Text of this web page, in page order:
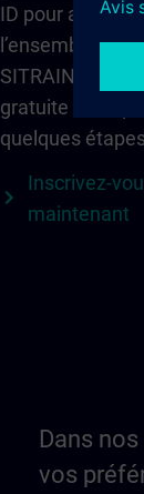
ID pour accéder
l’ensemble du
SITRAIN.
gratuite et ne
quelques
Inscrivez-
maintenant
Dans
vos